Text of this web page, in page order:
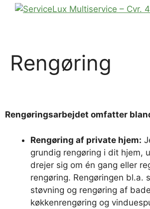
Rengøring
Rengøringsarbejdet omfatter
Rengøring af private hjem:
grundig rengøring i dit hjem,
drejer sig om én gang eller
rengøring. Rengøringen bl.a.
støvning og rengøring af
køkkenrengøring og